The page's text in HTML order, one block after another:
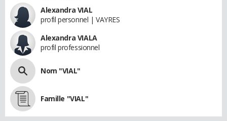
Alexandra VIAL
profil personnel | VAYRES
Alexandra VIALA
profil professionnel
Nom "VIAL"
Famille "VIAL"